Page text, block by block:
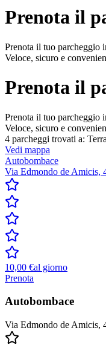
Prenota il
Prenota il tuo parcheggio
Veloce, sicuro e
Prenota il
Prenota il tuo parcheggio
Veloce, sicuro e
4 parcheggi trovati a:
Vedi mappa
Autobombace
Via Edmondo de Amicis,
10,00 €al giorno
Prenota
Autobombace
Via Edmondo de Amicis,